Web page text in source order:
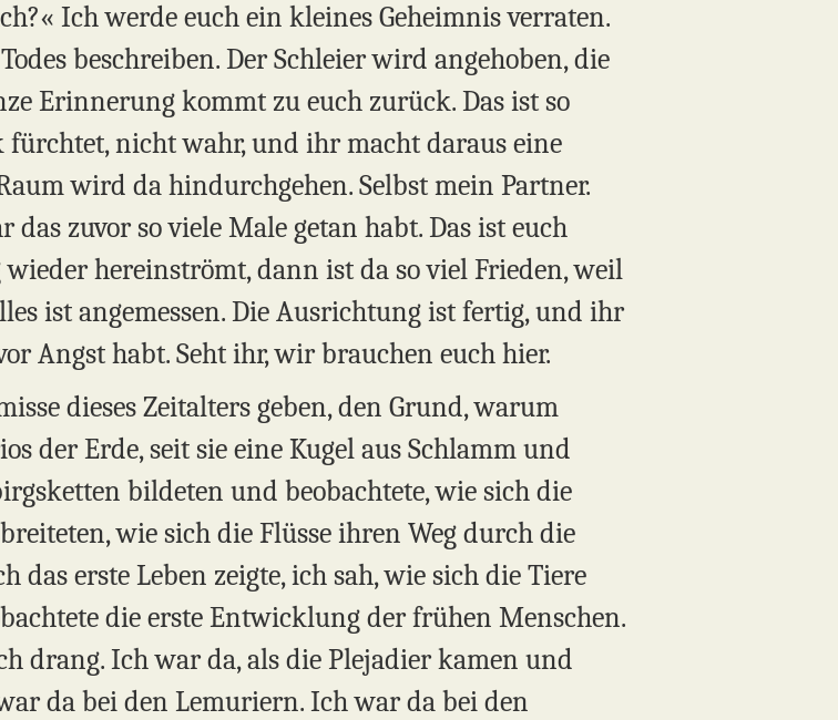
Ich werde euch ein kleines Geheimnis verraten.
beschreiben. Der Schleier wird angehoben, die
Erinnerung kommt zu euch zurück. Das ist so
nicht wahr, und ihr macht daraus eine
wird da hindurchgehen. Selbst mein Partner.
zuvor so viele Male getan habt. Das ist euch
hereinströmt, dann ist da so viel Frieden, weil
ist angemessen. Die Ausrichtung ist fertig, und ihr
Angst habt. Seht ihr, wir brauchen euch hier.
dieses Zeitalters geben, den Grund, warum
der Erde, seit sie eine Kugel aus Schlamm und
bildeten und beobachtete, wie sich die
wie sich die Flüsse ihren Weg durch die
das erste Leben zeigte, ich sah, wie sich die Tiere
die erste Entwicklung der frühen Menschen.
drang. Ich war da, als die Plejadier kamen und
da bei den Lemuriern. Ich war da bei den